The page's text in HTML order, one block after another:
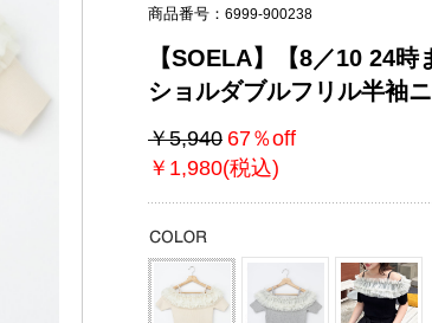
商品番号： 6999-900238
【SOELA】【8／10 24
ショルダブルフリル半袖
￥5,940 67％off
￥1,980(税込)